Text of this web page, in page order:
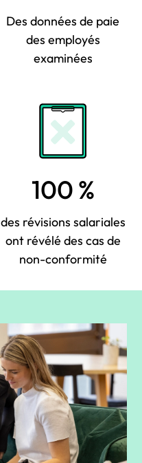
Des données de paie
des employés
examinées
100 %
des révisions salariales
ont révélé des cas de
non-conformité